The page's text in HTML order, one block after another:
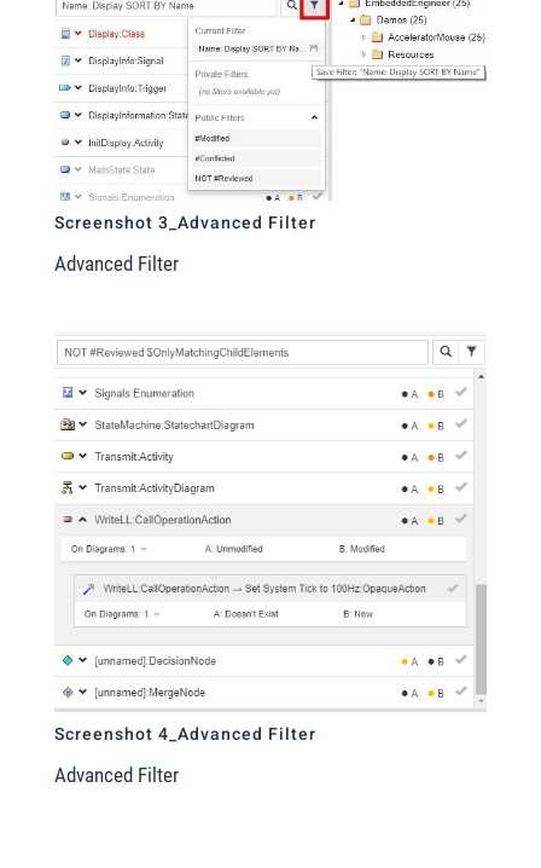
Screenshot 3_Advanced Filter
Advanced Filter
Screenshot 4_Advanced Filter
Advanced Filter